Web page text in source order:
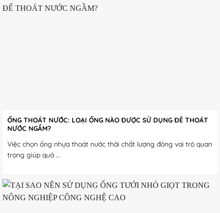
ỐNG THOÁT NƯỚC: LOẠI ỐNG NÀO ĐƯỢC SỬ DỤNG ĐỂ THOÁT
NƯỚC NGẦM?
Việc chọn ống nhựa thoát nước thải chất lượng đóng vai trò quan
trọng giúp quá ...